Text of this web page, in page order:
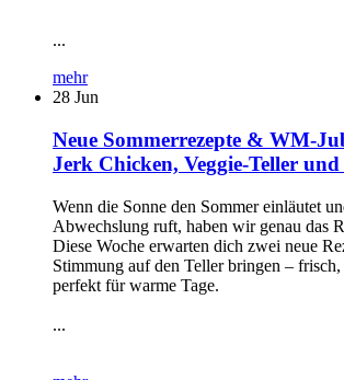
...
mehr
28 Jun
Neue Sommerrezepte & WM-
Jerk Chicken, Veggie-Teller
Wenn die Sonne den Sommer einläutet
Abwechslung ruft, haben wir genau das
Diese Woche erwarten dich zwei neue
Stimmung auf den Teller bringen – frisch,
perfekt für warme Tage.
...